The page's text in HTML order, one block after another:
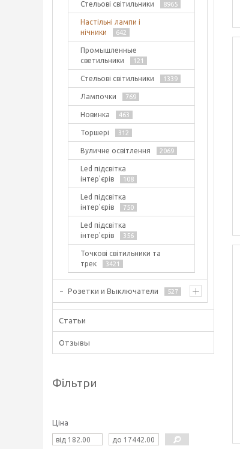
Стельові світильники 8965
Настільні лампи і
нічники
642
Промышленные
светильники
121
Стельові світильники 1339
Лампочки 769
Новинка 463
Торшері 312
Вуличне освітлення 2069
Led підсвітка
інтер'єрів
108
Led підсвітка
інтер'єрів
750
Led підсвітка
інтер'єрів
356
Точкові світильники та
трек
3421
Розетки и Выключатели 527
Статьи
Отзывы
Фільтри
Ціна